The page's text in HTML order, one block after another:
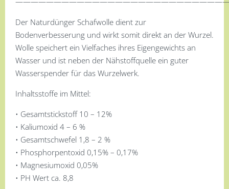
Der Naturdünger Schafwolle dient zur
Bodenverbesserung und wirkt somit direkt an der Wurzel.
Wolle speichert ein Vielfaches ihres Eigengewichts an
Wasser und ist neben der Nähstoffquelle ein guter
Wasserspender für das Wurzelwerk.
Inhaltsstoffe im Mittel:
• Gesamtstickstoff 10 – 12%
• Kaliumoxid 4 – 6 %
• Gesamtschwefel 1,8 – 2 %
• Phosphorpentoxid 0,15% – 0,17%
• Magnesiumoxid 0,05%
• PH Wert ca. 8,8